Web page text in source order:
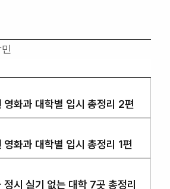
화과 대학별 입시 총정리 2편
화과 대학별 입시 총정리 1편
시 실기 없는 대학 7곳 총정리